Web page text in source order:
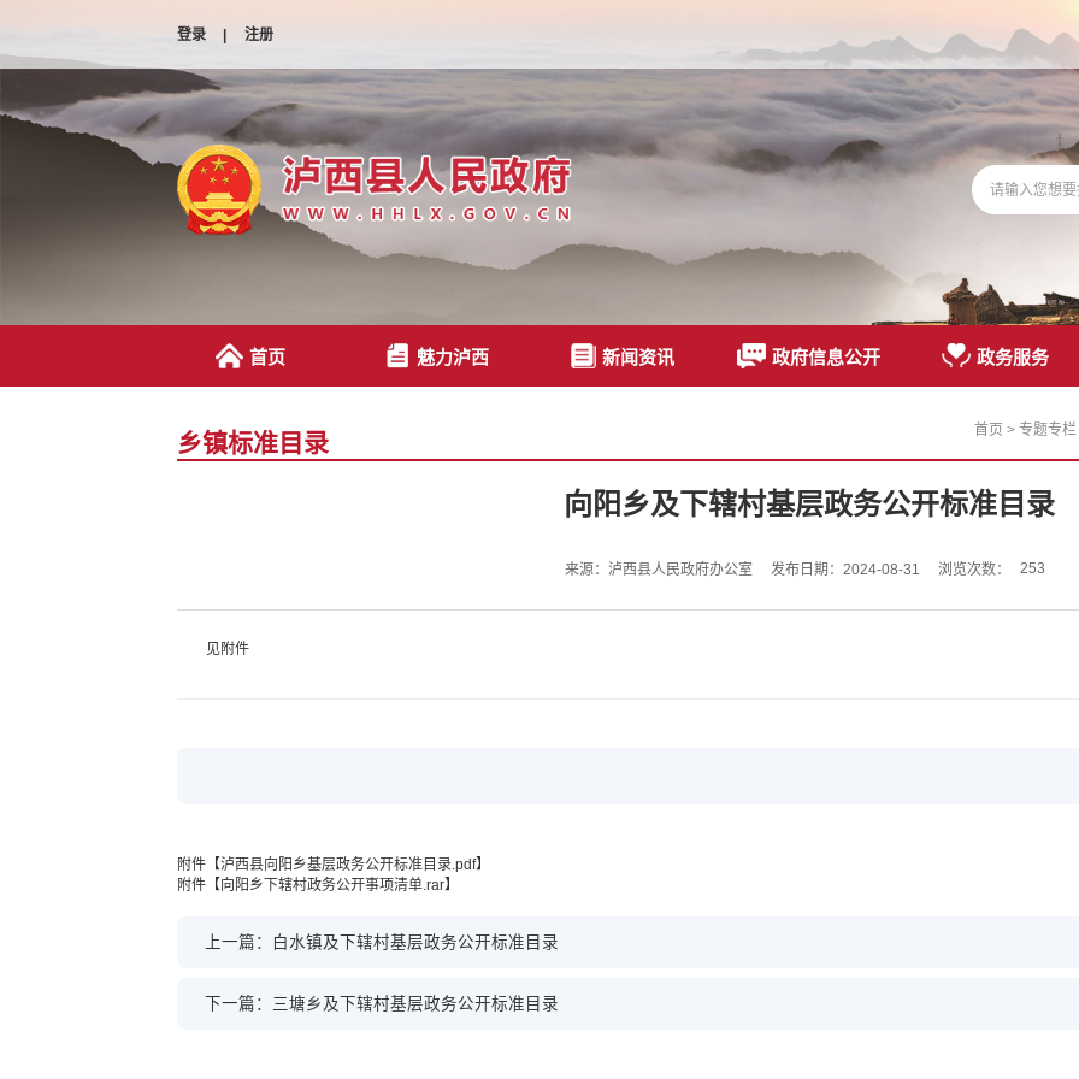
登录 | 注册
首页 魅力泸西 新闻资讯 政府信息公开 政务服务
乡镇标准目录 首页 > 专题专栏
向阳乡及下辖村基层政务公开标准目录
来源：泸西县人民政府办公室 发布日期：2024-08-31 浏览次数： 253
见附件
附件【泸西县向阳乡基层政务公开标准目录.pdf】
附件【向阳乡下辖村政务公开事项清单.rar】
上一篇：白水镇及下辖村基层政务公开标准目录
下一篇：三塘乡及下辖村基层政务公开标准目录